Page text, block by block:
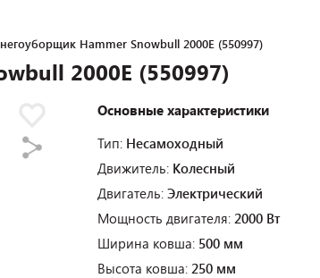
Hammer Snowbull 2000E (550997)
2000E (550997)
Основные характеристики
Тип: Несамоходный
Движитель: Колесный
Двигатель: Электрический
Мощность двигателя: 2000 Вт
Ширина ковша: 500 мм
Высота ковша: 250 мм